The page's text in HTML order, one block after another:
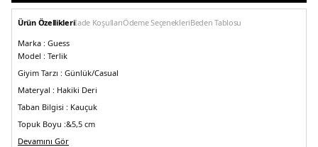
Ürün Özellikleriİade KoşullarıÖdeme SeçenekleriBeden Tablosu
Marka : Guess
Model : Terlik
Giyim Tarzı : Günlük/Casual
Materyal : Hakiki Deri
Taban Bilgisi : Kauçuk
Topuk Boyu :&5,5 cm
Üretim Yeri :Çin
Devamını Gör